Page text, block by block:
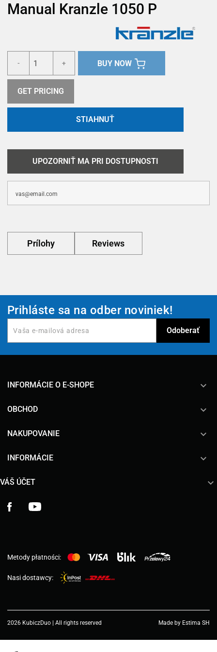
Manual Kranzle 1050 P
- + BUY NOW
GET PRICING
STIAHNUŤ
UPOZORNIŤ MA PRI DOSTUPNOSTI
Prílohy Reviews
Prihláste sa na odber noviniek!
INFORMÁCIE O E-SHOPE keyboard_arrow_down
OBCHOD 
NAKUPOVANIE 
INFORMÁCIE 
VÁŠ ÚČET 
Facebook
Metody płatności:
Nasi dostawcy:
2026 KubiczDuo | All rights reserved Made by Estima SH